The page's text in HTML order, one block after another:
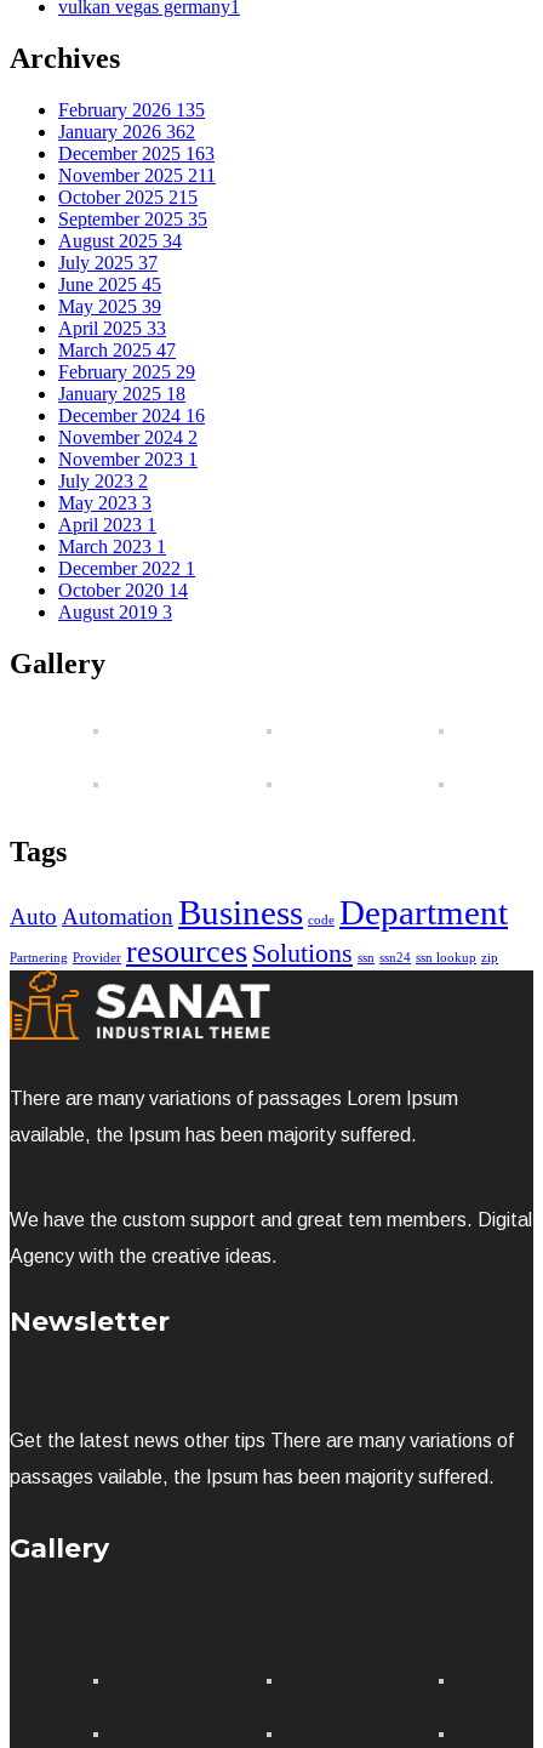
vulkan vegas germany1
Archives
February 2026 135
January 2026 362
December 2025 163
November 2025 211
October 2025 215
September 2025 35
August 2025 34
July 2025 37
June 2025 45
May 2025 39
April 2025 33
March 2025 47
February 2025 29
January 2025 18
December 2024 16
November 2024 2
November 2023 1
July 2023 2
May 2023 3
April 2023 1
March 2023 1
December 2022 1
October 2020 14
August 2019 3
Gallery
Tags
Auto Automation Business code Department
Partnering Provider resources Solutions ssn ssn24 ssn lookup zip
There are many variations of passages Lorem Ipsum
available, the Ipsum has been majority suffered.
We have the custom support and great tem members. Digital
Agency with the creative ideas.
Newsletter
Get the latest news other tips There are many variations of
passages vailable, the Ipsum has been majority suffered.
Gallery